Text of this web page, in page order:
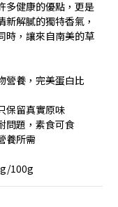
多健康的優點，更是
解膩的獨特香氣，
時，讓來自南美的草
營養，完美蛋白比
保留真實原味
問題，素食可食
養所需
100g